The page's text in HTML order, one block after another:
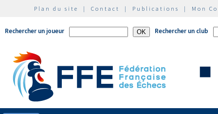
Plan du site | Contact | Publications | Mon
Rechercher un joueur Rechercher un club